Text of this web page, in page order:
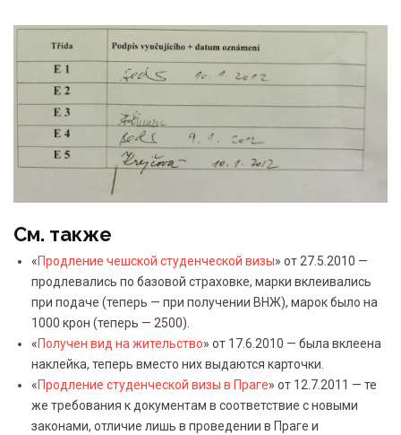
См. также
«Продление чешской студенческой визы» от 27.5.2010 —
продлевались по базовой страховке, марки вклеивались
при подаче (теперь — при получении ВНЖ), марок было на
1000 крон (теперь — 2500).
«Получен вид на жительство» от 17.6.2010 — была вклеена
наклейка, теперь вместо них выдаются карточки.
«Продление студенческой визы в Праге» от 12.7.2011 — те
же требования к документам в соответствие с новыми
законами, отличие лишь в проведении в Праге и